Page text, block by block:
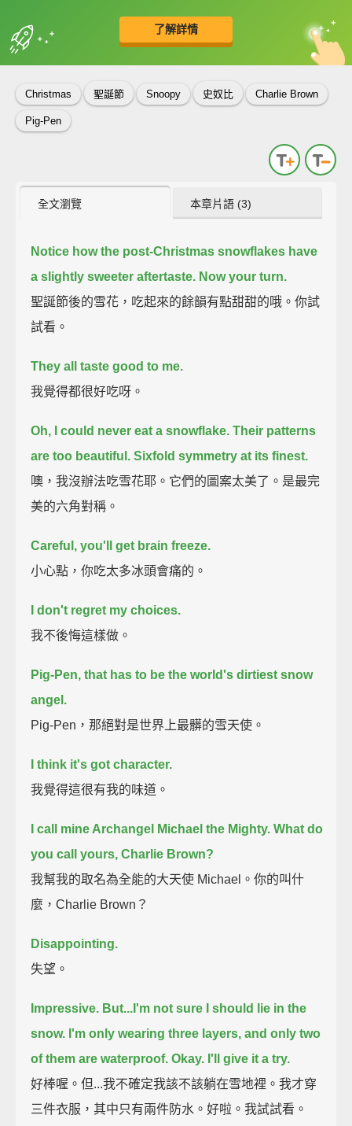
了解詳情
收錄佳句 中
英
Christmas 聖誕節 Snoopy 史奴比 Charlie Brown
Pig-Pen
全文瀏覽 本章片語 (3)
Notice how the post-Christmas snowflakes have
a slightly sweeter aftertaste. Now your turn.
聖誕節後的雪花，吃起來的餘韻有點甜甜的哦。你試
試看。
They all taste good to me.
我覺得都很好吃呀。
Oh, I could never eat a snowflake. Their patterns
are too beautiful. Sixfold symmetry at its finest.
噢，我沒辦法吃雪花耶。它們的圖案太美了。是最完
美的六角對稱。
Careful, you'll get brain freeze.
小心點，你吃太多冰頭會痛的。
I don't regret my choices.
我不後悔這樣做。
Pig-Pen, that has to be the world's dirtiest snow
angel.
Pig-Pen，那絕對是世界上最髒的雪天使。
I think it's got character.
我覺得這很有我的味道。
I call mine Archangel Michael the Mighty. What do
you call yours, Charlie Brown?
我幫我的取名為全能的大天使 Michael。你的叫什
麼，Charlie Brown？
Disappointing.
失望。
Impressive. But...I'm not sure I should lie in the
snow. I'm only wearing three layers, and only two
of them are waterproof. Okay. I'll give it a try.
好棒喔。但...我不確定我該不該躺在雪地裡。我才穿
三件衣服，其中只有兩件防水。好啦。我試試看。